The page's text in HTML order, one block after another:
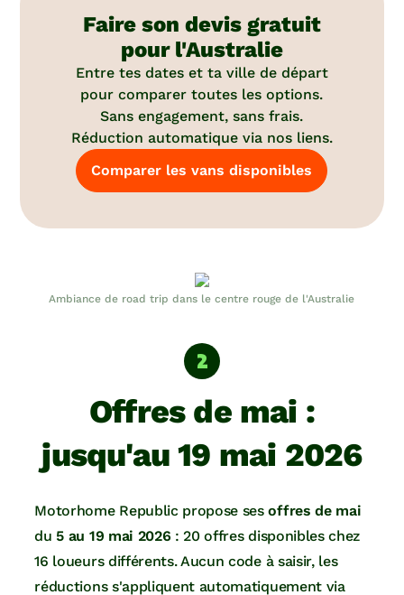
Faire son devis gratuit
pour l'Australie
Entre tes dates et ta ville de départ
pour comparer toutes les options.
Sans engagement, sans frais.
Réduction automatique via nos liens.
Comparer les vans disponibles
Ambiance de road trip dans le centre rouge de l'Australie
Offres de mai :
jusqu'au 19 mai 2026
Motorhome Republic propose sesoffres de mai
du 5 au 19 mai 2026 : 20 offres disponibles chez
16 loueurs différents. Aucun code à saisir, les
réductions s'appliquent automatiquement via